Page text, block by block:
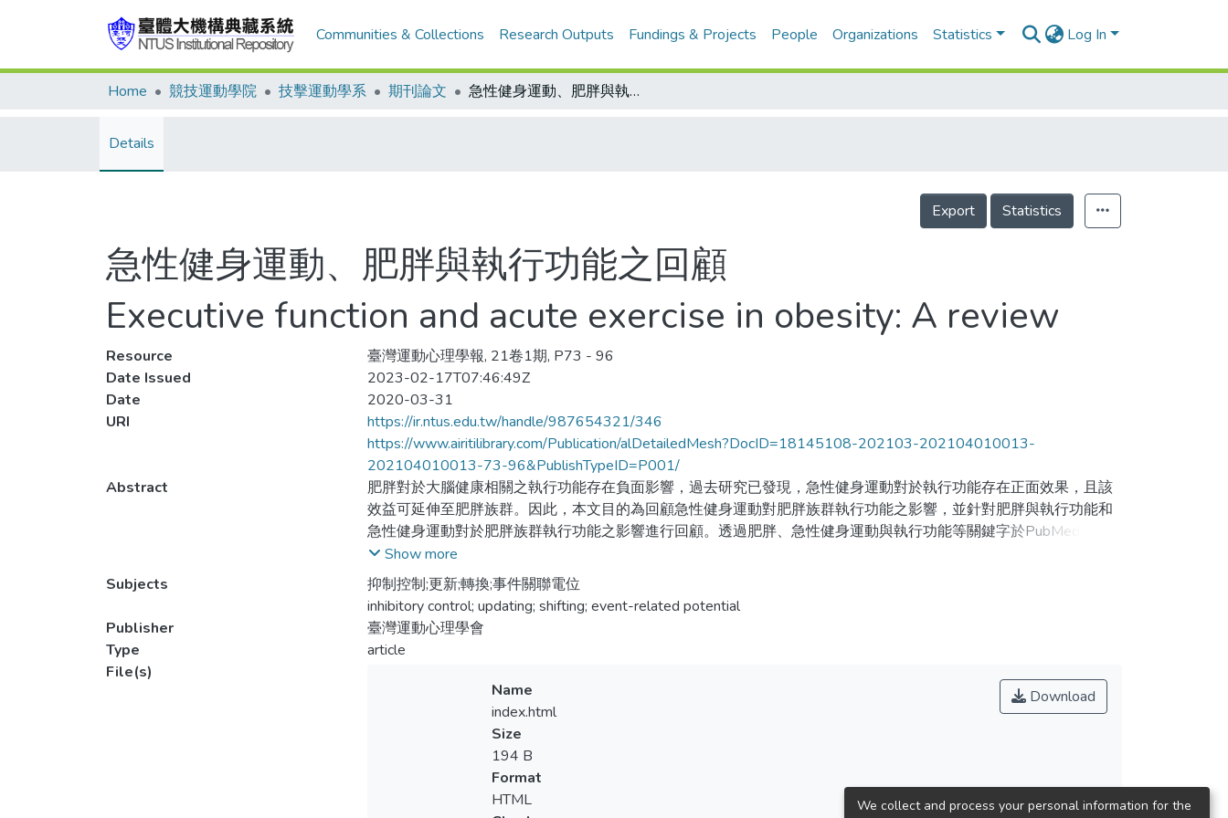
Communities & Collections Research Outputs Fundings & Projects People Organizations Statistics Log In
Home 競技運動學院 技擊運動學系 期刊論文 急性健身運動、肥胖與執行功能之回顧
Details
Export Statistics
急性健身運動、肥胖與執行功能之回顧
Executive function and acute exercise in obesity: A review
Resource
臺灣運動心理學報, 21卷1期, P73 - 96
Date Issued
2023-02-17T07:46:49Z
Date
2020-03-31
URI
https://ir.ntus.edu.tw/handle/987654321/346
https://www.airitilibrary.com/Publication/alDetailedMesh?DocID=18145108-202103-202104010013-
202104010013-73-96&PublishTypeID=P001/
Abstract
肥胖對於大腦健康相關之執行功能存在負面影響，過去研究已發現，急性健身運動對於執行功能存在正面效果，且該
效益可延伸至肥胖族群。因此，本文目的為回顧急性健身運動對肥胖族群執行功能之影響，並針對肥胖與執行功能和
急性健身運動對於肥胖族群執行功能之影響進行回顧。透過肥胖、急性健身運動與執行功能等關鍵字於PubMed或
Google學術等網站搜尋相關文獻。結果發現，肥胖對執行功能之抑制功能、工作記憶，以及認知彈性皆有負面影響，
而急性健身運動提升肥胖族群執行功能之效益已在少數研究中發現。雖目前聚焦於肥胖族群之研究為少數，但值得注
意的是，該些研究涵蓋多種運動型態，且對於執行功能之三種次成分皆有正面影響。整體而言，急性健身運動能改善
肥胖族群之執行功能，並可在不同運動型態及執行功能成分上發現其效益。然而，該研究仍屬初步階段，未來仍須針
對該議題加以探討。
Show more
Subjects
抑制控制;更新;轉換;事件關聯電位
inhibitory control; updating; shifting; event-related potential
Publisher
臺灣運動心理學會
Type
article
File(s)
Download
Name
index.html
Size
194 B
Format
HTML
We collect and process your personal information for the